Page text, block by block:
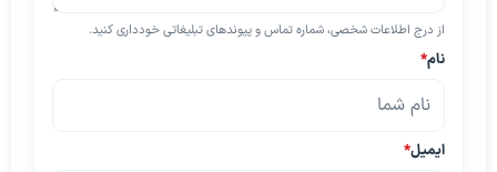
از درج اطلاعات شخصی، شماره تماس و پیوندهای تبلیغاتی خودداری کنید.
نام*
ایمیل*